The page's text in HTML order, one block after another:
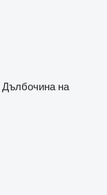
Дълбочина на